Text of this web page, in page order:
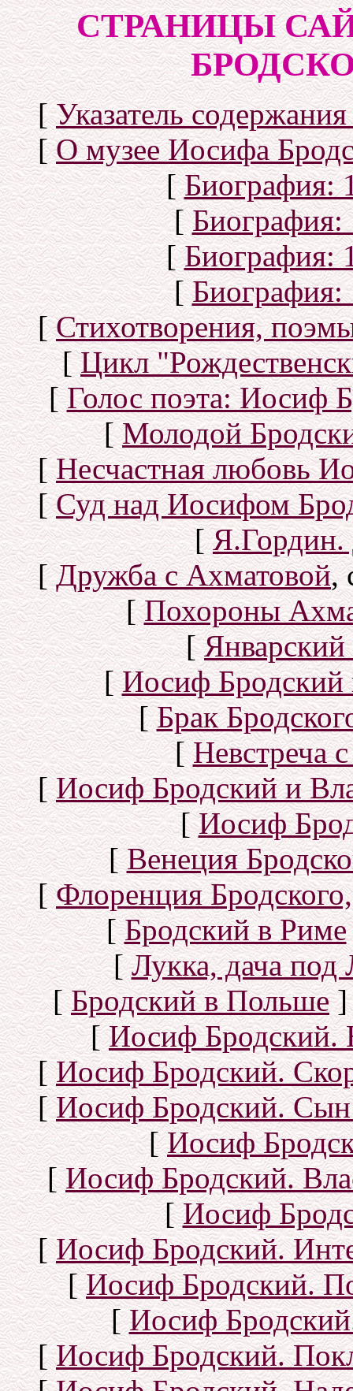
СТРАНИЦЫ
[Указатель
[О музее Иосифа
[Биография:
[Биография:
[Биография:
[Биография:
[Стихотворения,
[Цикл
[Голос поэта: Иосиф
[Молодой
[Несчастная любовь
[Суд над Иосифом
[Я.Гордин.
[Дружба с Ахматовой,
[Похороны
[Январский
[Иосиф Бродский
[Брак
[Невстреча
[Иосиф Бродский и
[Иосиф
[Венеция
[Флоренция
[Бродский в Риме
[Лукка, дача под
[Бродский в Польше]
[Иосиф Бродский.
[Иосиф Бродский.
[Иосиф Бродский.
[Иосиф
[Иосиф Бродский.
[Иосиф
[Иосиф Бродский.
[Иосиф Бродский.
[Иосиф
[Иосиф Бродский.